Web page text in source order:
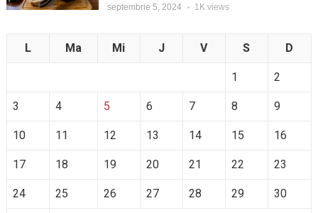
septembrie 5, 2024 1Kviews
L Ma Mi J V S D
1 2
3 4 5 6 7 8 9
10 11 12 13 14 15 16
17 18 19 20 21 22 23
24 25 26 27 28 29 30